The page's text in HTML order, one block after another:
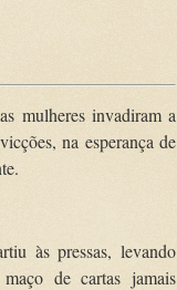
mulheres invadiram a
na esperança de
às pressas, levando
de cartas jamais